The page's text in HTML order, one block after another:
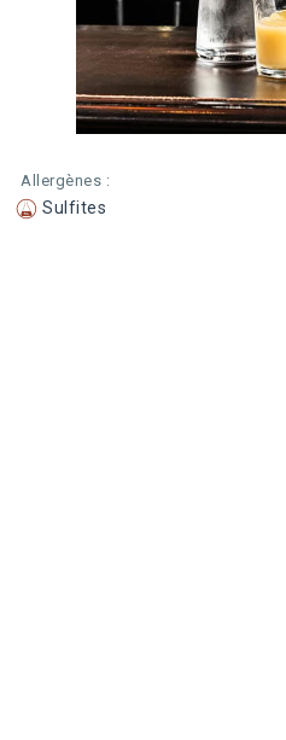
Allergènes :
Sulfites